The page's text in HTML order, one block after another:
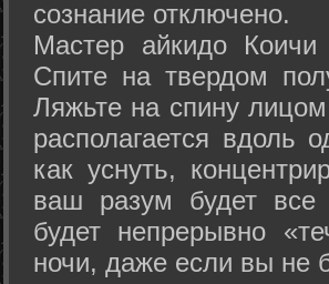
сознание отключено.
Мастер айкидо Коичи
Спите на твердом
Ляжьте на спину
располагается вдоль
как уснуть,
ваш разум будет все
будет непрерывно
ночи, даже если вы не